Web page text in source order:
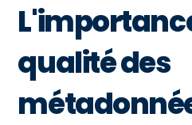
qualité des